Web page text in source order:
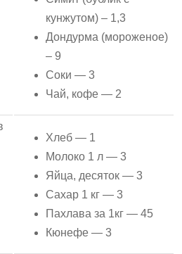
кунжутом) – 1,3
Дондурма (мороженое)
– 9
Соки — 3
Чай, кофе — 2
Хлеб — 1
Молоко 1 л — 3
Яйца, десяток — 3
Сахар 1 кг — 3
Пахлава за 1кг — 45
Кюнефе — 3